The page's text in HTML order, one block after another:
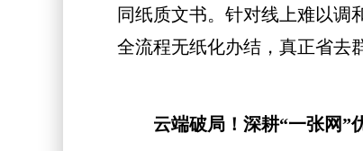
同纸质文书。针对线上难以调
全流程无纸化办结，真正省去
云端破局！深耕“一张网”